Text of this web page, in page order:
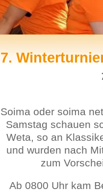
7.
Soima oder soima
Samstag schauen
Weta, so an
und wurden nach
zum
Ab 0800 Uhr kam